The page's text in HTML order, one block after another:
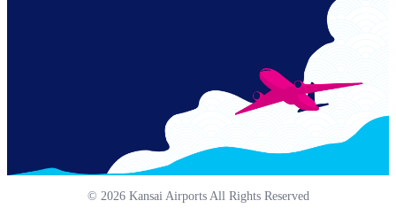
© 2026 Kansai Airports All Rights Reserved